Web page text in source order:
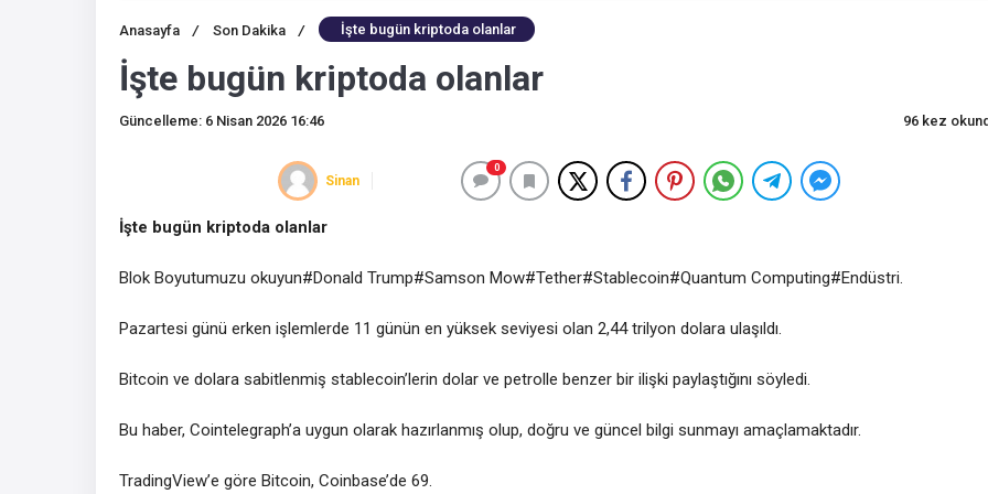
Anasayfa / Son Dakika / İşte bugün kriptoda olanlar
İşte bugün kriptoda olanlar
Güncelleme: 6 Nisan 2026 16:46 96 kez
Sinan
0
İşte bugün kriptoda olanlar
Blok Boyutumuzu okuyun#Donald Trump#Samson Mow#Tether#Stablecoin#Quantum Computing#Endüstri.
Pazartesi günü erken işlemlerde 11 günün en yüksek seviyesi olan 2,44 trilyon dolara ulaşıldı.
Bitcoin ve dolara sabitlenmiş stablecoin’lerin dolar ve petrolle benzer bir ilişki paylaştığını söyledi.
Bu haber, Cointelegraph’a uygun olarak hazırlanmış olup, doğru ve güncel bilgi sunmayı amaçlamaktadır.
TradingView’e göre Bitcoin, Coinbase’de 69.